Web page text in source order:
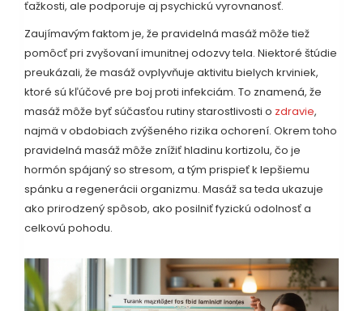
ťažkosti, ale podporuje aj psychickú vyrovnanosť.
Zaujímavým faktom je, že pravidelná masáž môže tiež
pomôcť pri zvyšovaní imunitnej odozvy tela. Niektoré štúdie
preukázali, že masáž ovplyvňuje aktivitu bielych krviniek,
ktoré sú kľúčové pre boj proti infekciám. To znamená, že
masáž môže byť súčasťou rutiny starostlivosti o zdravie,
najmä v obdobiach zvýšeného rizika ochorení. Okrem toho
pravidelná masáž môže znížiť hladinu kortizolu, čo je
hormón spájaný so stresom, a tým prispieť k lepšiemu
spánku a regenerácii organizmu. Masáž sa teda ukazuje
ako prirodzený spôsob, ako posilniť fyzickú odolnosť a
celkovú pohodu.